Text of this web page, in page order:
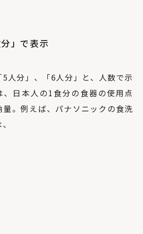
」で表示
人分」、「6人分」と、人数で示
、日本人の1食分の食器の使用点
。例えば、パナソニックの食洗